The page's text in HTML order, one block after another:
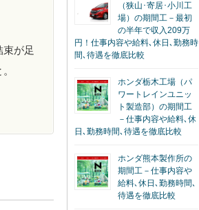
が足
（狭山･寄居･小川工
場）の期間工－最初
の半年で収入209万
円！仕事内容や給料､休日､勤務時
間､待遇を徹底比較
ホンダ栃木工場（パ
ワートレインユニッ
ト製造部）の期間工
－仕事内容や給料､休
日､勤務時間､待遇を徹底比較
ホンダ熊本製作所の
期間工－仕事内容や
給料､休日､勤務時間､
待遇を徹底比較